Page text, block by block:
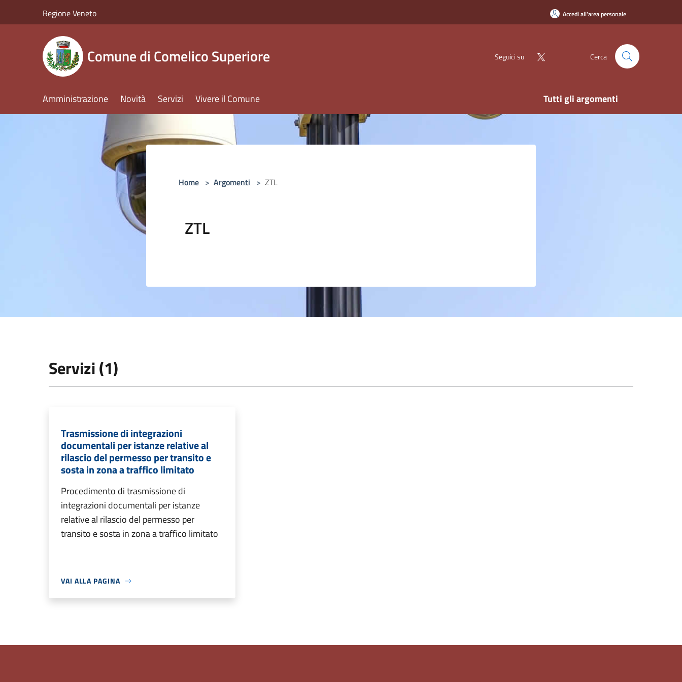
Regione Veneto Accedi all'area personale
Comune di Comelico Superiore Seguici su Cerca
Amministrazione Novità Servizi Vivere il Comune Tutti gli argomenti
Home > Argomenti > ZTL
ZTL
Servizi (1)
Trasmissione di integrazioni
documentali per istanze relative al
rilascio del permesso per transito e
sosta in zona a traffico limitato
Procedimento di trasmissione di
integrazioni documentali per istanze
relative al rilascio del permesso per
transito e sosta in zona a traffico limitato
VAI ALLA PAGINA